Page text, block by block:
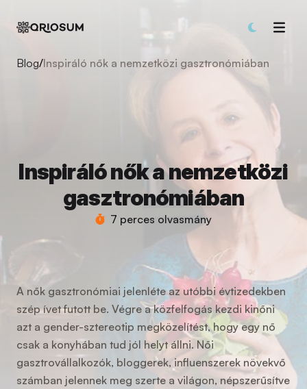
Blog/Inspiráló nők a nemzetközi gasztronómiában
Inspiráló nők a nemzetközi
gasztronómiában
7 perces olvasmány
A nők gasztronómiai jelenléte az utóbbi évtizedekben
szép ívet futott be. Végre a közfelfogás kezdi kinőni
azt a gender-sztereotip megközelítést, hogy egy nő
csak a konyhában tud jól helyt állni. Női
gasztrovállalkozók, bloggerek, influenszerek növekvő
számban jelennek meg szerte a világon, népszerűsítve